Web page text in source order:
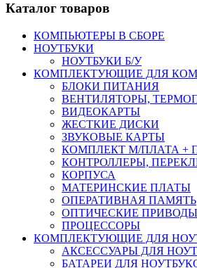
Каталог товаров
КОМПЬЮТЕРЫ В СБОРЕ
НОУТБУКИ
НОУТБУКИ Б/У
КОМПЛЕКТУЮЩИЕ ДЛЯ
БЛОКИ ПИТАНИЯ
ВЕНТИЛЯТОРЫ,
ВИДЕОКАРТЫ
ЖЕСТКИЕ ДИСКИ
ЗВУКОВЫЕ КАРТЫ
КОМПЛЕКТ М/ПЛАТА +
КОНТРОЛЛЕРЫ,
КОРПУСА
МАТЕРИНСКИЕ ПЛАТЫ
ОПЕРАТИВНАЯ ПАМЯТЬ
ОПТИЧЕСКИЕ ПРИВОДЫ
ПРОЦЕССОРЫ
КОМПЛЕКТУЮЩИЕ ДЛЯ
АКСЕССУАРЫ ДЛЯ
БАТАРЕИ ДЛЯ